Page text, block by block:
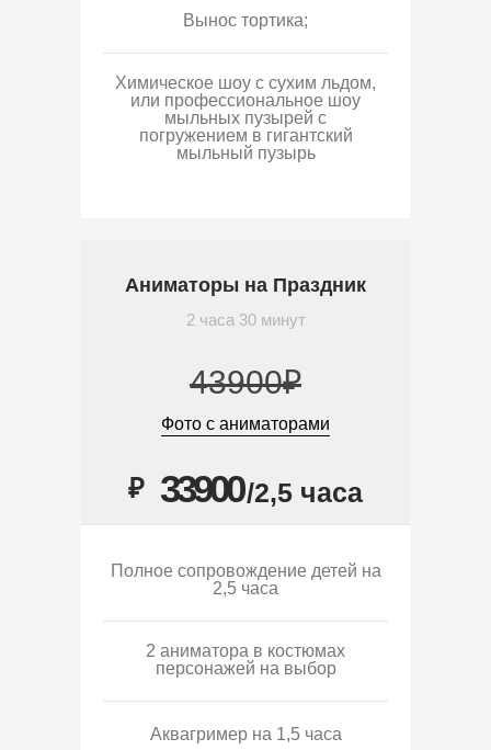
Вынос тортика;
Химическое шоу с сухим льдом,
или профессиональное шоу
мыльных пузырей с
погружением в гигантский
мыльный пузырь
Аниматоры на Праздник
2 часа 30 минут
43900₽
Фото с аниматорами
₽ 33900/2,5 часа
Полное сопровождение детей на
2,5 часа
2 аниматора в костюмах
персонажей на выбор
Аквагример на 1,5 часа